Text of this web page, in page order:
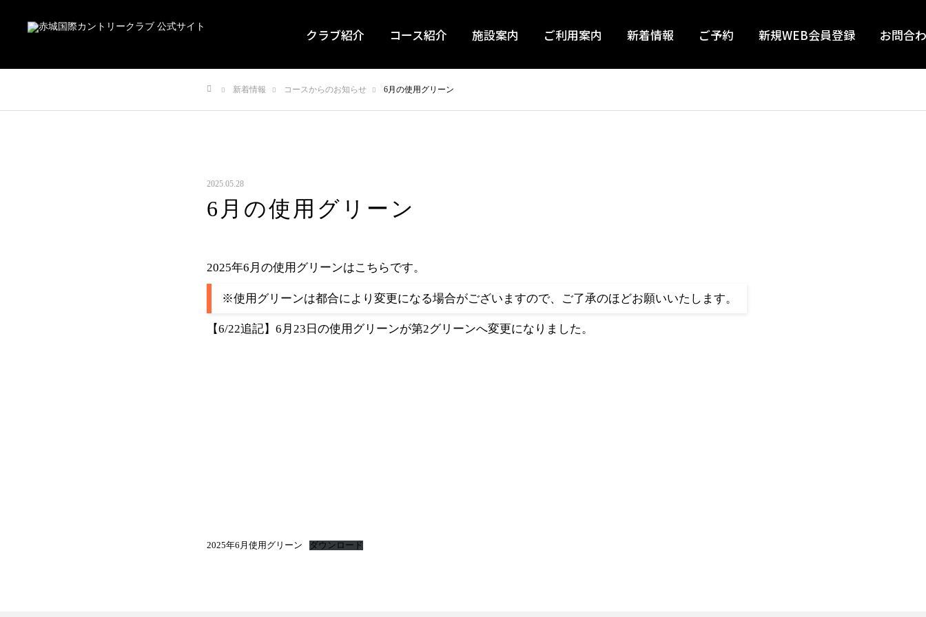
クラブ紹介 コース紹介 施設案内 ご利用案内 新着情報 ご予約 新規WEB会員登録 お問合
新着情報 コースからのお知らせ 6月の使用グリーン
2025.05.28
6月の使用グリーン
2025年6月の使用グリーンはこちらです。
※使用グリーンは都合により変更になる場合がございますので、ご了承のほどお願いいたします。
【6/22追記】6月23日の使用グリーンが第2グリーンへ変更になりました。
2025年6月使用グリーン ダウンロード